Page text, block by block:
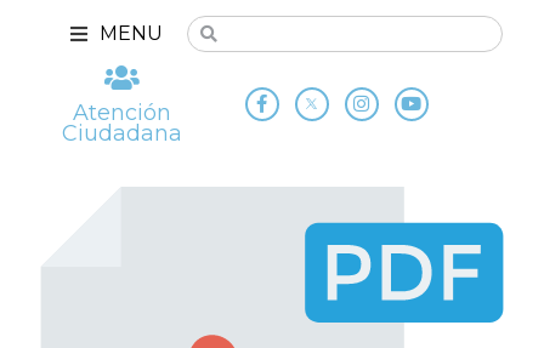
MENU
Atención
Ciudadana